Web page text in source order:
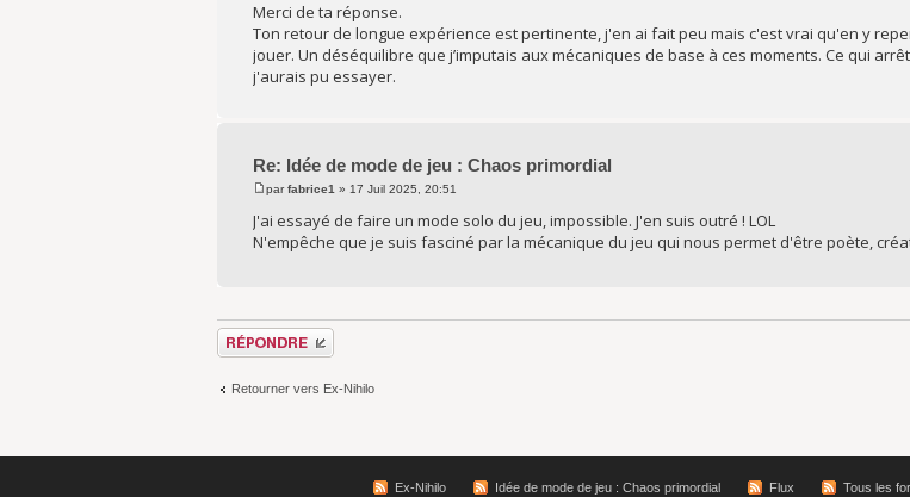
Merci de ta réponse.
Ton retour de longue expérience est pertinente, j'en ai fait peu mais c'est vrai qu'en y
jouer. Un déséquilibre que j’imputais aux mécaniques de base à ces moments. Ce qui
j'aurais pu essayer.
Re: Idée de mode de jeu : Chaos primordial
parfabrice1 » 17 Juil 2025, 20:51
J'ai essayé de faire un mode solo du jeu, impossible. J'en suis outré ! LOL
N'empêche que je suis fasciné par la mécanique du jeu qui nous permet d'être poète,
Répondre
Retourner vers Ex-Nihilo
Ex-Nihilo Idée de mode de jeu : Chaos primordial Flux Tous les